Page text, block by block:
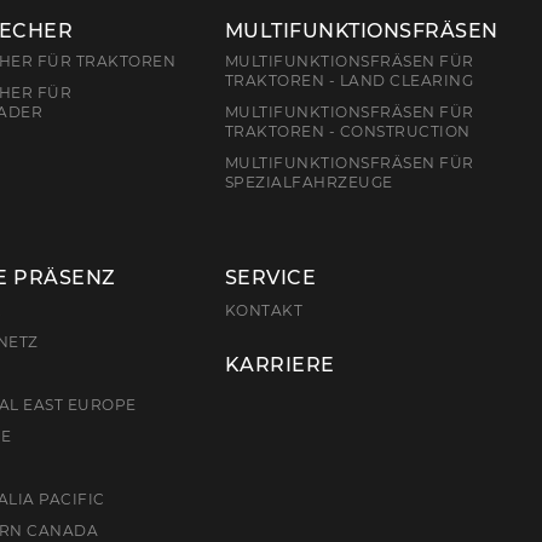
FÜR TRAKTOREN
FÜR
MULTIFUNKTIONSFRÄSEN
MULTIFUNKTIONSFRÄSEN FÜR
TRAKTOREN - LAND CLEARING
MULTIFUNKTIONSFRÄSEN FÜR
TRAKTOREN - CONSTRUCTION
MULTIFUNKTIONSFRÄSEN FÜR
SPEZIALFAHRZEUGE
PRÄSENZ
EAST EUROPE
PACIFIC
CANADA
SERVICE
KONTAKT
KARRIERE